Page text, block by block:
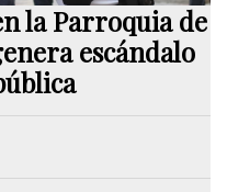
la Parroquia de
escándalo